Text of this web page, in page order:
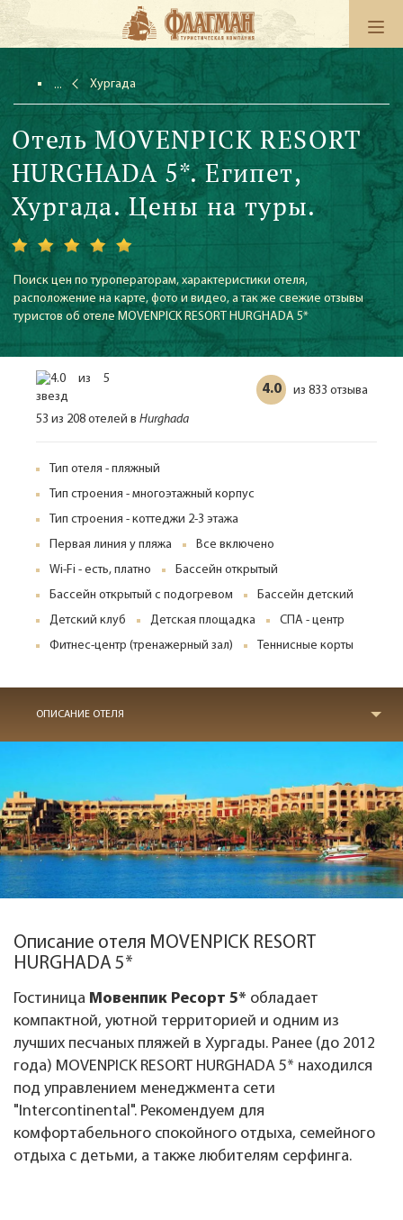
Хургада
Отель MOVENPICK RESORT
HURGHADA 5*. Египет,
Хургада. Цены на туры.
Поиск цен по туроператорам, характеристики отеля,
расположение на карте, фото и видео, а так же свежие отзывы
туристов об отеле MOVENPICK RESORT HURGHADA 5*
4.0 из 833 отзыва
53 из 208 отелей в Hurghada
Тип отеля - пляжный
Тип строения - многоэтажный корпус
Тип строения - коттеджи 2-3 этажа
Первая линия у пляжа
Все включено
Wi-Fi - есть, платно
Бассейн открытый
Бассейн открытый с подогревом
Бассейн детский
Детский клуб
Детская площадка
СПА - центр
Фитнес-центр (тренажерный зал)
Теннисные корты
ОПИСАНИЕ ОТЕЛЯ
Описание отеля MOVENPICK RESORT
HURGHADA 5*
Гостиница Мовенпик Ресорт 5* обладает
компактной, уютной территорией и одним из
лучших песчаных пляжей в Хургады. Ранее (до 2012
года) MOVENPICK RESORT HURGHADA 5* находился
под управлением менеджмента сети
"Intercontinental". Рекомендуем для
комфортабельного спокойного отдыха, семейного
отдыха с детьми, а также любителям серфинга.